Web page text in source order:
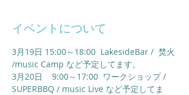
イベントについて
3月19日 15:00～18:00  LakesideBar /  焚火
/music Camp など予定してます。
3月20日    9:00～17:00  ワークショップ /
SUPERBBQ / music Live など予定してま